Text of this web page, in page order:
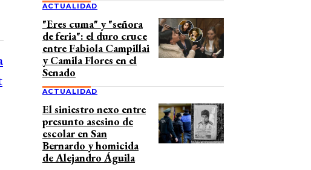
ACTUALIDAD
"Eres cuma" y "señora
de feria": el duro cruce
entre Fabiola Campillai
y Camila Flores en el
Senado
ACTUALIDAD
El siniestro nexo entre
presunto asesino de
escolar en San
Bernardo y homicida
de Alejandro Águila